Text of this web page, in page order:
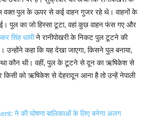
वक्त पुल के ऊपर से कई वाहन गुजर रहे थे। वाहनों के
पुल का जो हिस्सा टूटा, वहां कुछ वाहन फंस गए और
सिंह धामीने रानीपोखरी के निकट पुल टूटने की
कहा कि यह देखा जाएगा, किसने पुल बनाया,
कौन थी। वहीं, पुल के टूटने से दून का ऋषिकेश से
को ऋषिकेश से देहरादून आना है तो उन्हें नेपाली
ने की घोषणा बालिकाओं के लिए बनेगा अलग